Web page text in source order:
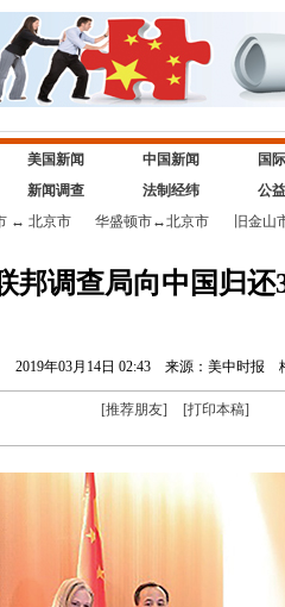
美国新闻 中国新闻
国
新闻调查 法制经纬
公
↔ 北京市 华盛顿市↔北京市 旧金山
邦调查局向中国归还
2019年03月14日 02:43 来源：美中时报
[推荐朋友] [打印本稿]